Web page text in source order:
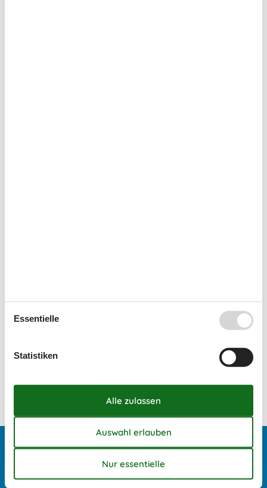
Toftum Bjerge
Vestervig
Vinderup
Virksund
Angebote und Rabatte auf Urlaubserlebnisse
Freuen Sie sich auf exklusive Rabatte und
außergewöhnliche Erlebnisse!
Essentielle
Statistiken